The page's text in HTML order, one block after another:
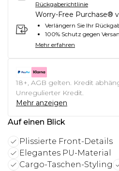
Rückgaberichtlinie
Worry-Free Purchase®
Verlängern Sie Ihr
100% Schutz gegen
Mehr erfahren
18+, AGB gelten. Kredit
Unregulierter Kredit.
Mehr anzeigen
Auf einen Blick
Plissierte Front-Details
Elegantes PU-Material
Cargo-Taschen-Styling